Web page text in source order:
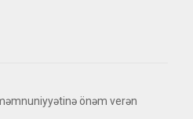
önəm verən